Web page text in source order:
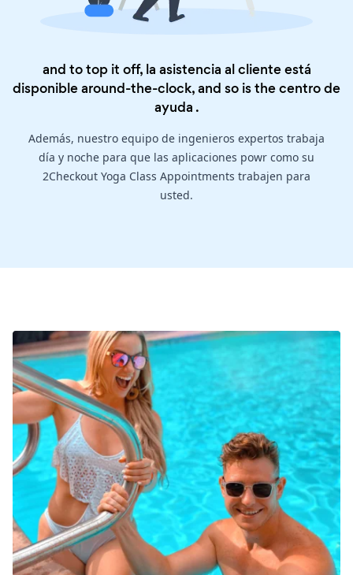
and to top it off, la asistencia al cliente está
disponible around-the-clock, and so is thecentro de
ayuda .
Además, nuestro equipo de ingenieros expertos trabaja
día y noche para que las aplicaciones powr como su
2Checkout Yoga Class Appointments trabajen para
usted.